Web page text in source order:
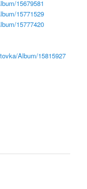
15679581
15771529
15777420
Album/15815927